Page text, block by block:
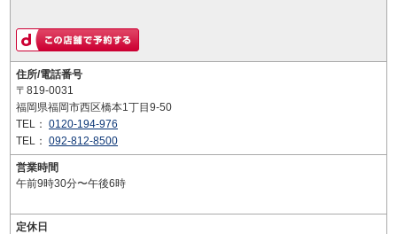
住所/電話番号
〒819-0031
福岡県福岡市西区橋本1丁目9-50
TEL： 0120-194-976
TEL： 092-812-8500
営業時間
午前9時30分〜午後6時
定休日